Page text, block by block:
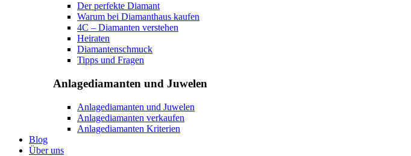
Der perfekte Diamant
Warum bei Diamanthaus kaufen
4C – Diamanten verstehen
Heiraten
Diamantenschmuck
Tipps und Fragen
Anlagediamanten und Juwelen
Anlagediamanten und Juwelen
Anlagediamanten verkaufen
Anlagediamanten Kriterien
Blog
Über uns